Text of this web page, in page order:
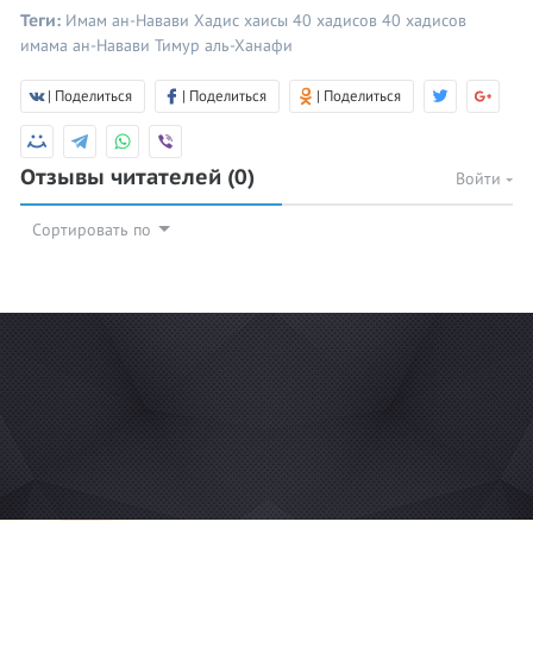
Теги: Имам ан-Навави Хадис хаисы 40 хадисов 40 хадисов
имама ан-Навави Тимур аль-Ханафи
| Поделиться | Поделиться | Поделиться
Отзывы читателей (0) Войти
Сортировать по